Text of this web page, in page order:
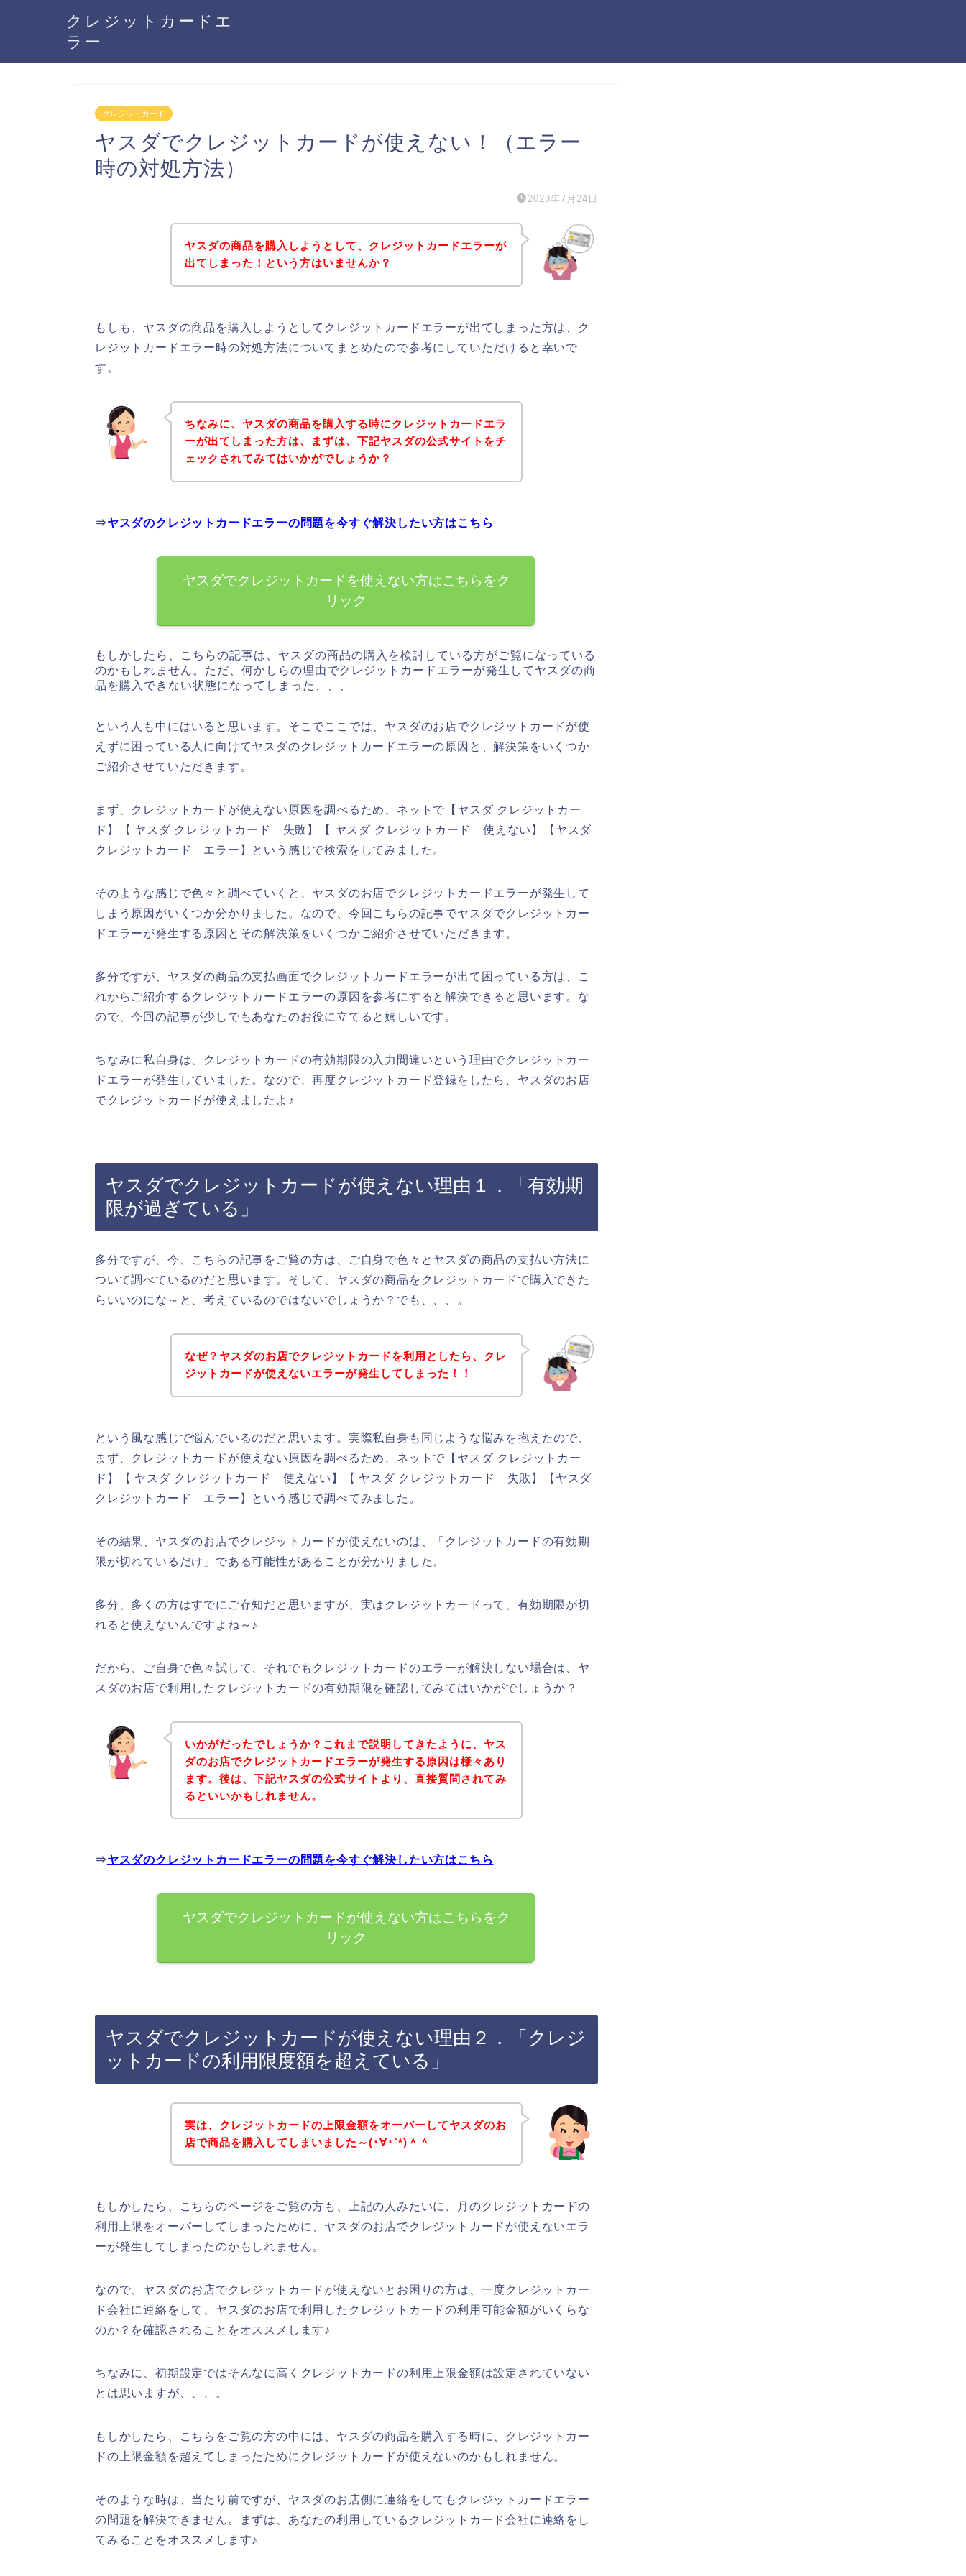
クレジットカードエ
ラー
クレジットカード
ヤスダでクレジットカードが使えない！（エラー
時の対処方法）
2023年7月24日
ヤスダの商品を購入しようとして、クレジットカードエラーが
出てしまった！という方はいませんか？
もしも、ヤスダの商品を購入しようとしてクレジットカードエラーが出てしまった方は、ク
レジットカードエラー時の対処方法についてまとめたので参考にしていただけると幸いで
す。
ちなみに、ヤスダの商品を購入する時にクレジットカードエラ
ーが出てしまった方は、まずは、下記ヤスダの公式サイトをチ
ェックされてみてはいかがでしょうか？
⇒ヤスダのクレジットカードエラーの問題を今すぐ解決したい方はこちら
ヤスダでクレジットカードを使えない方はこちらをク
リック
もしかしたら、こちらの記事は、ヤスダの商品の購入を検討している方がご覧になっている
のかもしれません。ただ、何かしらの理由でクレジットカードエラーが発生してヤスダの商
品を購入できない状態になってしまった、、、
という人も中にはいると思います。そこでここでは、ヤスダのお店でクレジットカードが使
えずに困っている人に向けてヤスダのクレジットカードエラーの原因と、解決策をいくつか
ご紹介させていただきます。
まず、クレジットカードが使えない原因を調べるため、ネットで【ヤスダ クレジットカー
ド】【 ヤスダ クレジットカード 失敗】【 ヤスダ クレジットカード 使えない】【ヤスダ
クレジットカード エラー】という感じで検索をしてみました。
そのような感じで色々と調べていくと、ヤスダのお店でクレジットカードエラーが発生して
しまう原因がいくつか分かりました。なので、今回こちらの記事でヤスダでクレジットカー
ドエラーが発生する原因とその解決策をいくつかご紹介させていただきます。
多分ですが、ヤスダの商品の支払画面でクレジットカードエラーが出て困っている方は、こ
れからご紹介するクレジットカードエラーの原因を参考にすると解決できると思います。な
ので、今回の記事が少しでもあなたのお役に立てると嬉しいです。
ちなみに私自身は、クレジットカードの有効期限の入力間違いという理由でクレジットカー
ドエラーが発生していました。なので、再度クレジットカード登録をしたら、ヤスダのお店
でクレジットカードが使えましたよ♪
ヤスダでクレジットカードが使えない理由１．「有効期
限が過ぎている」
多分ですが、今、こちらの記事をご覧の方は、ご自身で色々とヤスダの商品の支払い方法に
ついて調べているのだと思います。そして、ヤスダの商品をクレジットカードで購入できた
らいいのにな～と、考えているのではないでしょうか？でも、、、。
なぜ？ヤスダのお店でクレジットカードを利用としたら、クレ
ジットカードが使えないエラーが発生してしまった！！
という風な感じで悩んでいるのだと思います。実際私自身も同じような悩みを抱えたので、
まず、クレジットカードが使えない原因を調べるため、ネットで【ヤスダ クレジットカー
ド】【 ヤスダ クレジットカード 使えない】【 ヤスダ クレジットカード 失敗】【ヤスダ
クレジットカード エラー】という感じで調べてみました。
その結果、ヤスダのお店でクレジットカードが使えないのは、「クレジットカードの有効期
限が切れているだけ」である可能性があることが分かりました。
多分、多くの方はすでにご存知だと思いますが、実はクレジットカードって、有効期限が切
れると使えないんですよね～♪
だから、ご自身で色々試して、それでもクレジットカードのエラーが解決しない場合は、ヤ
スダのお店で利用したクレジットカードの有効期限を確認してみてはいかがでしょうか？
いかがだったでしょうか？これまで説明してきたように、ヤス
ダのお店でクレジットカードエラーが発生する原因は様々あり
ます。後は、下記ヤスダの公式サイトより、直接質問されてみ
るといいかもしれません。
⇒ヤスダのクレジットカードエラーの問題を今すぐ解決したい方はこちら
ヤスダでクレジットカードが使えない方はこちらをク
リック
ヤスダでクレジットカードが使えない理由２．「クレジ
ットカードの利用限度額を超えている」
実は、クレジットカードの上限金額をオーバーしてヤスダのお
店で商品を購入してしまいました～(･∀･`*)＾＾
もしかしたら、こちらのページをご覧の方も、上記の人みたいに、月のクレジットカードの
利用上限をオーバーしてしまったために、ヤスダのお店でクレジットカードが使えないエラ
ーが発生してしまったのかもしれません。
なので、ヤスダのお店でクレジットカードが使えないとお困りの方は、一度クレジットカー
ド会社に連絡をして、ヤスダのお店で利用したクレジットカードの利用可能金額がいくらな
のか？を確認されることをオススメします♪
ちなみに、初期設定ではそんなに高くクレジットカードの利用上限金額は設定されていない
とは思いますが、、、。
もしかしたら、こちらをご覧の方の中には、ヤスダの商品を購入する時に、クレジットカー
ドの上限金額を超えてしまったためにクレジットカードが使えないのかもしれません。
そのような時は、当たり前ですが、ヤスダのお店側に連絡をしてもクレジットカードエラー
の問題を解決できません。まずは、あなたの利用しているクレジットカード会社に連絡をし
てみることをオススメします♪